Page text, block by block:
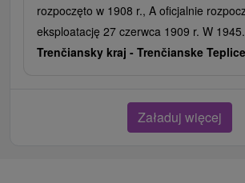
rozpoczęto w 1908 r., A oficjalnie
eksploatację 27 czerwca 1909 r. W
Trenčiansky kraj - Trenčianske Teplice
Załaduj więcej